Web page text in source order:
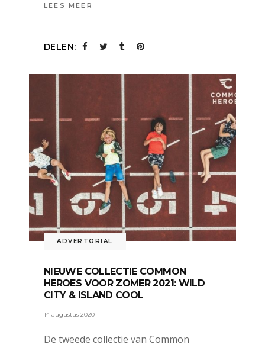
LEES MEER
DELEN:
ADVERTORIAL
NIEUWE COLLECTIE COMMON
HEROES VOOR ZOMER 2021: WILD
CITY & ISLAND COOL
14 augustus 2020
De tweede collectie van Common